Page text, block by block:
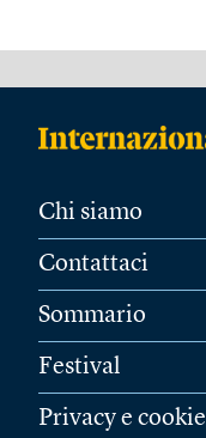
Chi siamo
Contattaci
Sommario
Festival
Privacy e cookie